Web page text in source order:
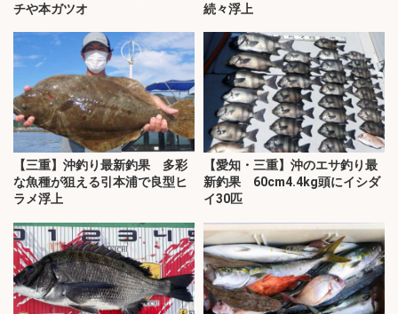
チや本ガツオ
続々浮上
【三重】沖釣り最新釣果 多彩
な魚種が狙える引本浦で良型ヒ
ラメ浮上
【愛知・三重】沖のエサ釣り最
新釣果 60cm4.4kg頭にイシダ
イ30匹